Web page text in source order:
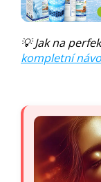
💡 Jak na
kompletní